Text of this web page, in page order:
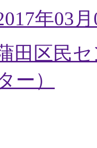
年03
田区民
ー ）